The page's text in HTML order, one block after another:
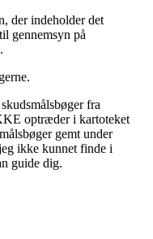
der indeholder det
gennemsyn på
fra
optræder i kartoteket
gemt under
ikke kunnet finde i
guide dig.